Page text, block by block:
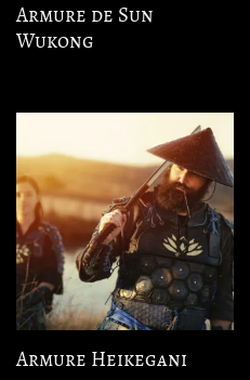
Armure de Sun
Wukong
Armure Heikegani